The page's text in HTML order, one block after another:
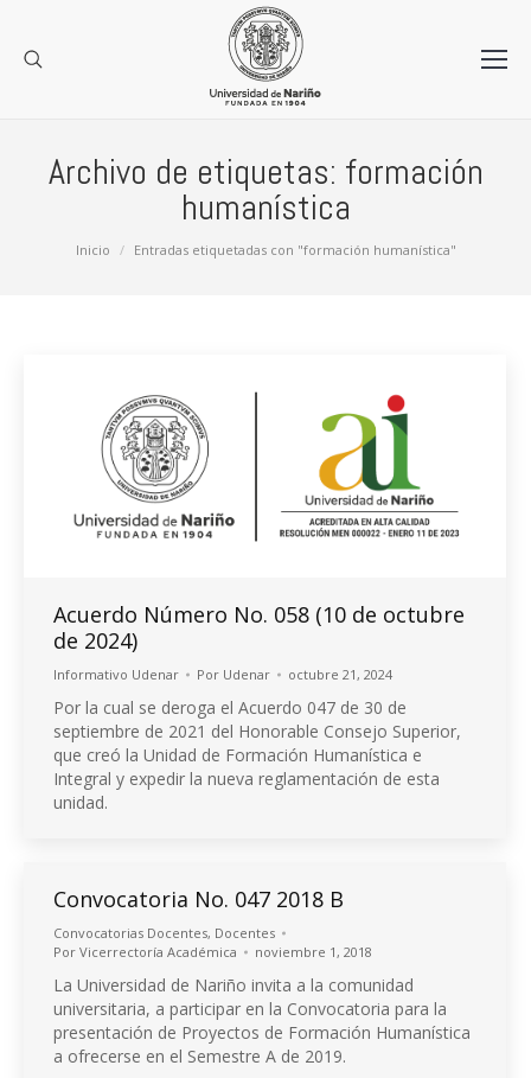
Archivo de etiquetas: formación
humanística
Estás aquí:
Inicio Entradas etiquetadas con "formación humanística"
Acuerdo Número No. 058 (10 de octubre
de 2024)
Informativo Udenar Por Udenar octubre 21, 2024
Por la cual se deroga el Acuerdo 047 de 30 de
septiembre de 2021 del Honorable Consejo Superior,
que creó la Unidad de Formación Humanística e
Integral y expedir la nueva reglamentación de esta
unidad.
Convocatoria No. 047 2018 B
Convocatorias Docentes, Docentes
Por Vicerrectoría Académica noviembre 1, 2018
La Universidad de Nariño invita a la comunidad
universitaria, a participar en la Convocatoria para la
presentación de Proyectos de Formación Humanística
a ofrecerse en el Semestre A de 2019.